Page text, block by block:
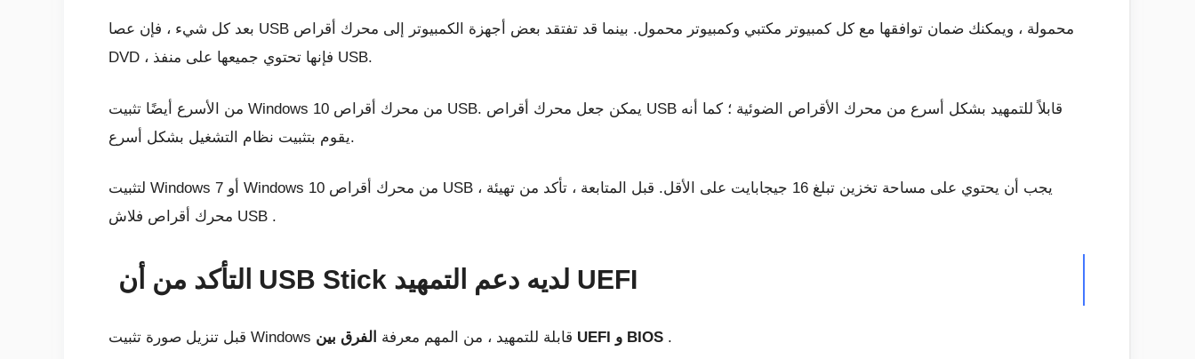
بعد كل شيء ، فإن عصا USB محمولة ، ويمكنك ضمان توافقها مع كل كمبيوتر مكتبي وكمبيوتر محمول. بينما قد تفتقد بعض أجهزة الكمبيوتر إلى محرك أقراص
DVD ، فإنها تحتوي جميعها على منفذ USB.
من الأسرع أيضًا تثبيت Windows 10 من محرك أقراص USB. يمكن جعل محرك أقراص USB قابلاً للتمهيد بشكل أسرع من محرك الأقراص الضوئية ؛ كما أنه
يقوم بتثبيت نظام التشغيل بشكل أسرع.
لتثبيت Windows 7 أو Windows 10 من محرك أقراص USB ، يجب أن يحتوي على مساحة تخزين تبلغ 16 جيجابايت على الأقل. قبل المتابعة ، تأكد من تهيئة
محرك أقراص فلاش USB .
التأكد من أن USB Stick لديه دعم التمهيد UEFI
قبل تنزيل صورة تثبيت Windows قابلة للتمهيد ، من المهم معرفة الفرق بين UEFI و BIOS .